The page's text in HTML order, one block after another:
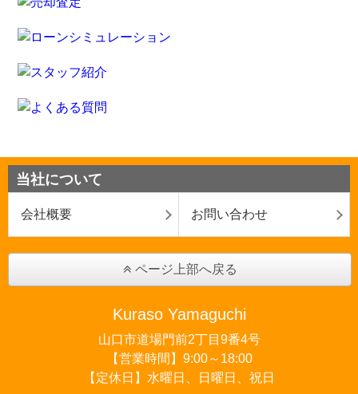
当社について
会社概要 お問い合わせ
ページ上部へ戻る
Kuraso Yamaguchi
山口市道場門前2丁目9番4号
【営業時間】9:00～18:00
【定休日】水曜日、日曜日、祝日